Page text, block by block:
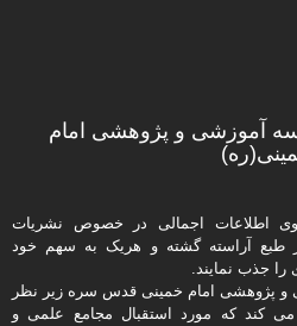
آموزشی و پژوهشی امام
اطلاعات اجمالی در خصوص نشریات
طبع آراسته گشته و هریک به سهم خود
را جذب نمایند.
و پژوهشی امام خمینی قدس سره زیر نظر
نشریه چاپ می کند که مورد استقبال مجامع علمی و